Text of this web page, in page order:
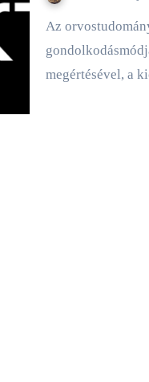
Az orvostudományokról szóló cikk tartalma az építész
megértésével, a